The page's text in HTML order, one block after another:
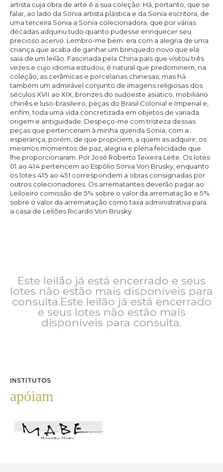
artista cuja obra de arte é a sua coleção. Há, portanto, que se
falar, ao lado da Sonia artista plástica e da Sonia escritora, de
uma terceira Sonia a Sonia colecionadora, que por várias
décadas adquiriu tudo quanto pudesse enriquecer seu
precioso acervo. Lembro-me bem: era com a alegria de uma
criança que acaba de ganhar um brinquedo novo que ela
saia de um leilão. Fascinada pela China país que visitou três
vezes e cujo idioma estudou, é natural que predominem, na
coleção, as cerâmicas e porcelanas chinesas; mas há
também um admirável conjunto de imagens religiosas dos
séculos XVII ao XIX, bronzes do sudoeste asiático, mobiliário
chinês e luso-brasileiro, peças do Brasil Colonial e Imperial e,
enfim, toda uma vida concretizada em objetos de variada
origem e antiguidade. Despeço-me com tristeza dessas
peças que pertenceram à minha querida Sonia, com a
esperança, porém, de que propiciem, a quem as adquirir, os
mesmos momentos de paz, alegria e plena felicidade que
lhe proporcionaram. Por José Roberto Teixeira Leite. Os lotes
01 ao 414 pertencem ao Espólio Sonia Von Brusky, enquanto
os lotes 415 ao 451 correspondem a obras consignadas por
outros colecionadores. Os arrematantes deverão pagar ao
Leiloeiro comissão de 5% sobre o valor da arrematação e 5%
sobre o valor da arrematação como taxa administrativa para
a casa de Leilões Ricardo Von Brusky.
Este leilão já está encerrado e seus
lotes não estão mais disponíveis para
consulta.Este leilão já está encerrado
e seus lotes não estão mais
disponíveis para consulta.
INSTITUTOS
apóiam